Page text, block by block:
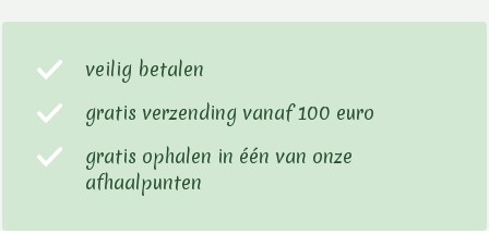
veilig betalen
gratis verzending vanaf 100 euro
gratis ophalen in één van onze
afhaalpunten